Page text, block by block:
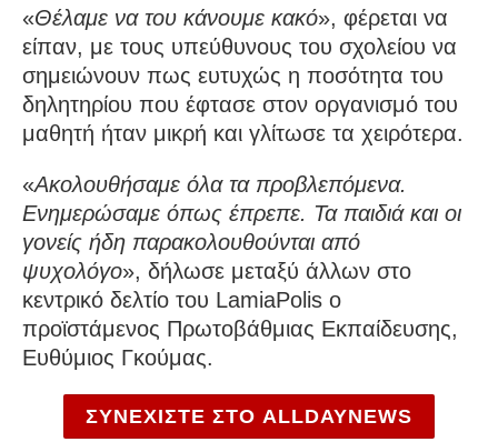
«Θέλαμε να του κάνουμε κακό», φέρεται να
είπαν, με τους υπεύθυνους του σχολείου να
σημειώνουν πως ευτυχώς η ποσότητα του
δηλητηρίου που έφτασε στον οργανισμό του
μαθητή ήταν μικρή και γλίτωσε τα χειρότερα.
«Ακολουθήσαμε όλα τα προβλεπόμενα.
Ενημερώσαμε όπως έπρεπε. Τα παιδιά και οι
γονείς ήδη παρακολουθούνται από
ψυχολόγο», δήλωσε μεταξύ άλλων στο
κεντρικό δελτίο του LamiaPolis ο
προϊστάμενος Πρωτοβάθμιας Εκπαίδευσης,
Ευθύμιος Γκούμας.
ΣΥΝΕΧΙΣΤΕ ΣΤΟ ALLDAYNEWS